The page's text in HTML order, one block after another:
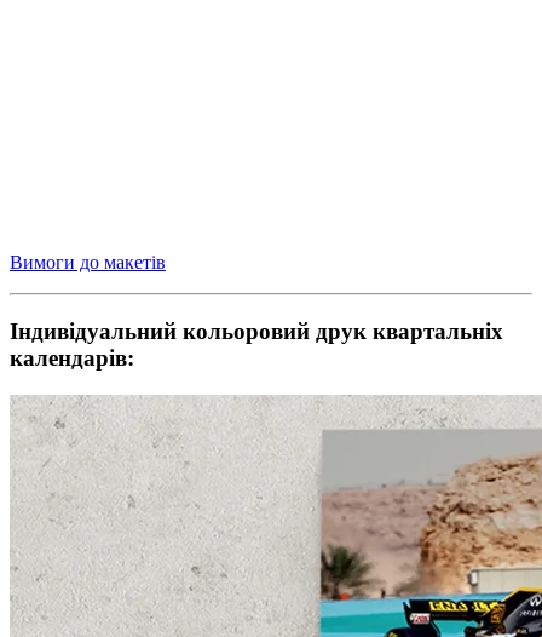
Вимоги до макетів
Індивідуальний кольоровий друк квартальніх
календарів: